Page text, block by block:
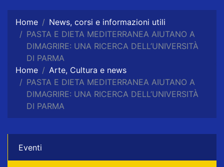
Home
News, corsi e informazioni utili
PASTA E DIETA MEDITERRANEA AIUTANO A
DIMAGRIRE: UNA RICERCA DELL’UNIVERSITÀ
DI PARMA
Home
Arte, Cultura e news
PASTA E DIETA MEDITERRANEA AIUTANO A
DIMAGRIRE: UNA RICERCA DELL’UNIVERSITÀ
DI PARMA
Eventi